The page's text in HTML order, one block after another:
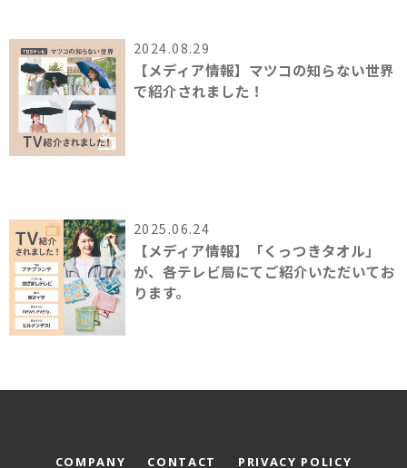
2024.08.29
【メディア情報】マツコの知らない世界
で紹介されました！
2025.06.24
【メディア情報】「くっつきタオル」
が、各テレビ局にてご紹介いただいてお
ります。
COMPANY CONTACT PRIVACY POLICY